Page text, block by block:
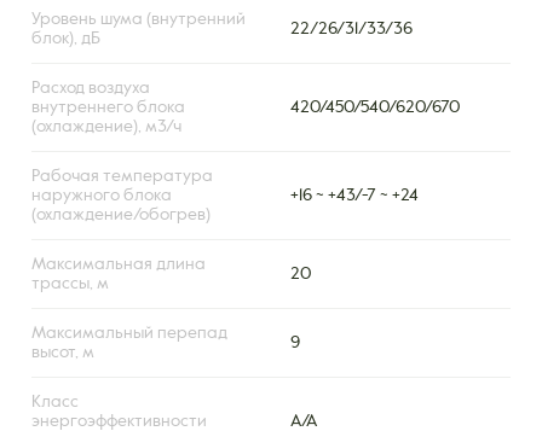
Уровень шума (внутренний
блок), дБ
22/26/31/33/36
Расход воздуха
внутреннего блока
(охлаждение), м3/ч
420/450/540/620/670
Рабочая температура
наружного блока
(охлаждение/обогрев)
+16 ~ +43/-7 ~ +24
Максимальная длина
трассы, м
20
Максимальный перепад
высот, м
9
Класс
энергоэффективности
А/А